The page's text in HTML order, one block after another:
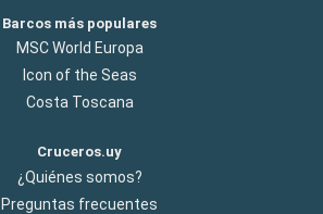
Barcos más populares
MSC World Europa
Icon of the Seas
Costa Toscana
Cruceros.uy
¿Quiénes somos?
Preguntas frecuentes